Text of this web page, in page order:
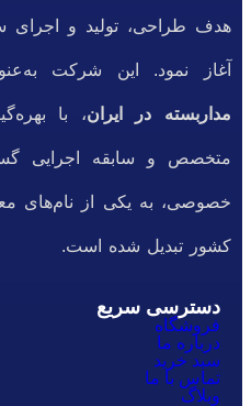
هدف طراحی، تولید و اجرای
آغاز نمود. این شرکت
مداربسته در ایران، با
متخصص و سابقه اجرایی
خصوصی، به یکی از نام‌های
کشور تبدیل شده است.
دسترسی سریع
فروشگاه
درباره ما
سبد خرید
تماس با ما
وبلاگ